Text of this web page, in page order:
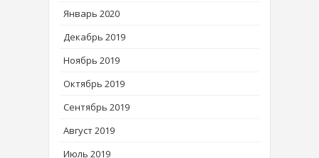
Январь 2020
Декабрь 2019
Ноябрь 2019
Октябрь 2019
Сентябрь 2019
Август 2019
Июль 2019